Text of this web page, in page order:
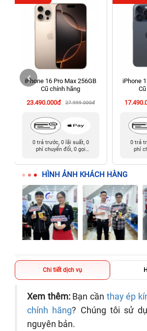
256 Võ Văn Ngân, Thủ Đức, Hồ Chí Minh
70 Nguyễn An Ninh, Dĩ An, Hồ Chí Minh
24h Vũng Tàu: 162A Ba Cu, Vũng Tàu, Hồ
Tàu cũ)
198 Hoàng Văn Thụ, Tân Sơn Nhất, Hồ Chí
iPhone 16 Pro Max 256GB
Cũ chính hãng
23.490.000đ
27.999.000đ
0 trả trước, 0 lãi suất, 0
phí chuyển đổi, 0 gọi
iPhone
0 trả
phí
HÌNH ẢNH KHÁCH HÀNG
Chi tiết dịch vụ
Xem thêm:Bạn cần thay ép
chính hãng? Chúng tôi sử
nguyên bản.